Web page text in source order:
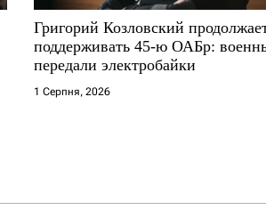
Григорий Козловский
поддерживать 45-ю ОАБр:
передали электробайки
1 Серпня, 2026